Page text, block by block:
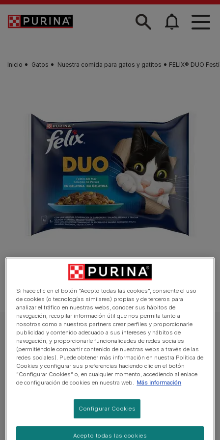
Skip to main content
Inicio Gatos Nuestra comida para gatos y gatitos FELIX® DUO
FELIX Gato Comida húmeda
FELIX® DUO Festín del Mar en Gelatina
Sin reseñas aún
Alimentación 100% completa y equilibrada.
Fuente de Ácidos Grasos Omega 6.
Si hace clic en el botón “Acepto todas las cookies”, consiente el uso
de cookies (o tecnologías similares) propias y de terceros para
analizar el tráfico en nuestras webs, conocer sus hábitos de
navegación, recopilar información útil que nos permita tanto a
nosotros como a nuestros partners crear perfiles y proporcionarle
publicidad y contenido adecuado a sus intereses y hábitos de
navegación, y proporcionarle funcionalidades de redes sociales
(permitiéndole compartir contenido de nuestras webs a través de las
redes sociales). Puede obtener más información en nuestra Política de
Cookies y configurar sus preferencias haciendo clic en el botón
“Configurar Cookies” o, en cualquier momento, accediendo al enlace
de configuración de cookies en nuestra web.
Más información
Configurar Cookies
Acepto todas las cookies